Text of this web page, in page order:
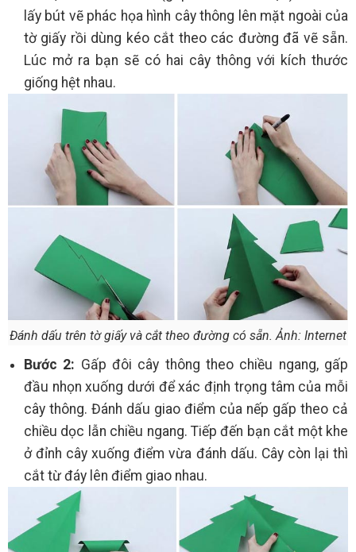
lấy bút vẽ phác họa hình cây thông lên mặt ngoài của
tờ giấy rồi dùng kéo cắt theo các đường đã vẽ sẵn.
Lúc mở ra bạn sẽ có hai cây thông với kích thước
giống hệt nhau.
Đánh dấu trên tờ giấy và cắt theo đường có sẵn. Ảnh: Internet
Bước 2: Gấp đôi cây thông theo chiều ngang, gấp
đầu nhọn xuống dưới để xác định trọng tâm của mỗi
cây thông. Đánh dấu giao điểm của nếp gấp theo cả
chiều dọc lẫn chiều ngang. Tiếp đến bạn cắt một khe
ở đỉnh cây xuống điểm vừa đánh dấu. Cây còn lại thì
cắt từ đáy lên điểm giao nhau.